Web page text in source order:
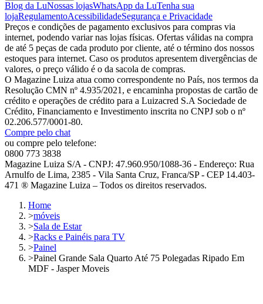
Blog da LuNossas lojasWhatsApp da LuTenha sua
lojaRegulamentoAcessibilidadeSegurança e Privacidade
Preços e condições de pagamento exclusivos para compras via
internet, podendo variar nas lojas físicas. Ofertas válidas na compra
de até 5 peças de cada produto por cliente, até o término dos nossos
estoques para internet. Caso os produtos apresentem divergências de
valores, o preço válido é o da sacola de compras.
O Magazine Luiza atua como correspondente no País, nos termos da
Resolução CMN nº 4.935/2021, e encaminha propostas de cartão de
crédito e operações de crédito para a Luizacred S.A Sociedade de
Crédito, Financiamento e Investimento inscrita no CNPJ sob o nº
02.206.577/0001-80.
Compre pelo chat
ou compre pelo telefone:
0800 773 3838
Magazine Luiza S/A - CNPJ: 47.960.950/1088-36 - Endereço: Rua
Arnulfo de Lima, 2385 - Vila Santa Cruz, Franca/SP - CEP 14.403-
471 ® Magazine Luiza – Todos os direitos reservados.
Home
>móveis
>Sala de Estar
>Racks e Painéis para TV
>Painel
>Painel Grande Sala Quarto Até 75 Polegadas Ripado Em
MDF - Jasper Moveis